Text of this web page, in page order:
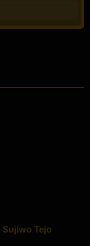
Sujiwo Tejo